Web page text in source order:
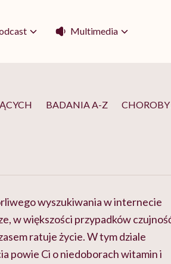
Multimedia
BADANIA A-Z
wyszukiwania w internecie
w większości przypadków
ratuje życie. W tym dziale
powie Ci o niedoborach witamin i